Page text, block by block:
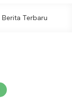
Berita Terbaru